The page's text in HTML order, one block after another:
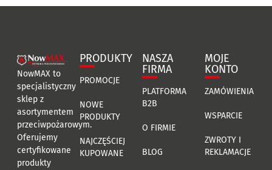
NowMAX to
specjalistyczny
sklep z
asortymentem
przeciwpożarowym.
Oferujemy
certyfikowane
produkty
PRODUKTY
PROMOCJE
NOWE
PRODUKTY
NAJCZĘŚCIEJ
KUPOWANE
NASZA
FIRMA
PLATFORMA
B2B
O FIRMIE
BLOG
MOJE
KONTO
ZAMÓWIENIA
WSPARCIE
ZWROTY I
REKLAMACJE